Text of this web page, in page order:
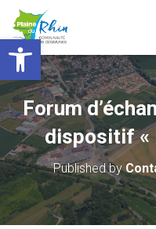
Ouvrir la barre d’outils
Forum
dispositif «
Published by